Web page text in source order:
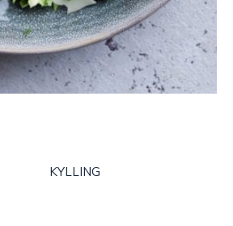
KYLLING